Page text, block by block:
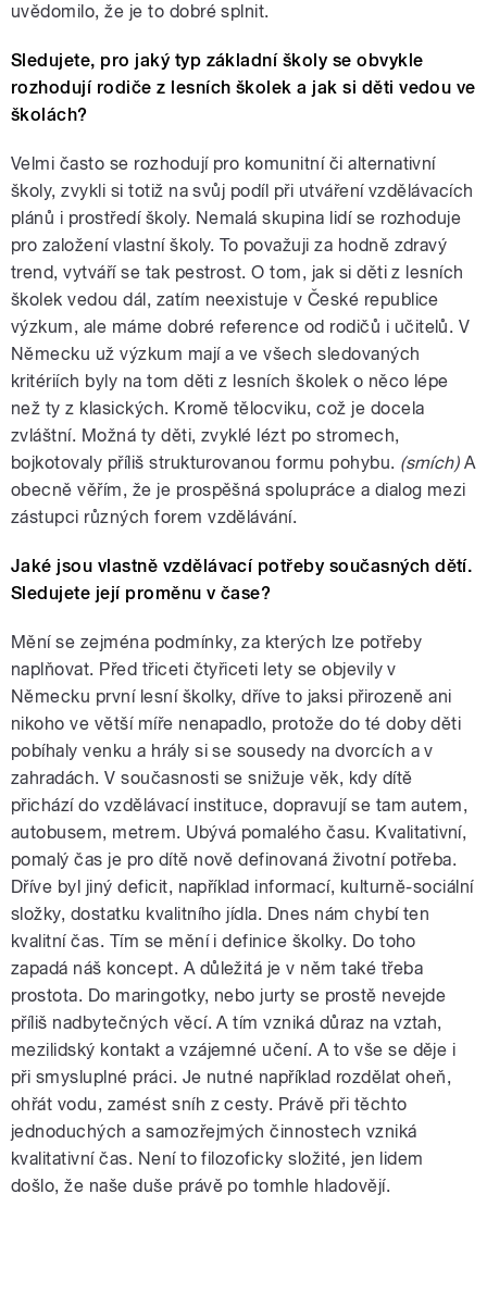
uvědomilo, že je to dobré splnit.
Sledujete, pro jaký typ základní školy se obvykle
rozhodují rodiče z lesních školek a jak si děti vedou ve
školách?
Velmi často se rozhodují pro komunitní či alternativní
školy, zvykli si totiž na svůj podíl při utváření vzdělávacích
plánů i prostředí školy. Nemalá skupina lidí se rozhoduje
pro založení vlastní školy. To považuji za hodně zdravý
trend, vytváří se tak pestrost. O tom, jak si děti z lesních
školek vedou dál, zatím neexistuje v České republice
výzkum, ale máme dobré reference od rodičů i učitelů. V
Německu už výzkum mají a ve všech sledovaných
kritériích byly na tom děti z lesních školek o něco lépe
než ty z klasických. Kromě tělocviku, což je docela
zvláštní. Možná ty děti, zvyklé lézt po stromech,
bojkotovaly příliš strukturovanou formu pohybu. (smích) A
obecně věřím, že je prospěšná spolupráce a dialog mezi
zástupci různých forem vzdělávání.
Jaké jsou vlastně vzdělávací potřeby současných dětí.
Sledujete její proměnu v čase?
Mění se zejména podmínky, za kterých lze potřeby
naplňovat. Před třiceti čtyřiceti lety se objevily v
Německu první lesní školky, dříve to jaksi přirozeně ani
nikoho ve větší míře nenapadlo, protože do té doby děti
pobíhaly venku a hrály si se sousedy na dvorcích a v
zahradách. V současnosti se snižuje věk, kdy dítě
přichází do vzdělávací instituce, dopravují se tam autem,
autobusem, metrem. Ubývá pomalého času. Kvalitativní,
pomalý čas je pro dítě nově definovaná životní potřeba.
Dříve byl jiný deficit, například informací, kulturně-sociální
složky, dostatku kvalitního jídla. Dnes nám chybí ten
kvalitní čas. Tím se mění i definice školky. Do toho
zapadá náš koncept. A důležitá je v něm také třeba
prostota. Do maringotky, nebo jurty se prostě nevejde
příliš nadbytečných věcí. A tím vzniká důraz na vztah,
mezilidský kontakt a vzájemné učení. A to vše se děje i
při smysluplné práci. Je nutné například rozdělat oheň,
ohřát vodu, zamést sníh z cesty. Právě při těchto
jednoduchých a samozřejmých činnostech vzniká
kvalitativní čas. Není to filozoficky složité, jen lidem
došlo, že naše duše právě po tomhle hladovějí.